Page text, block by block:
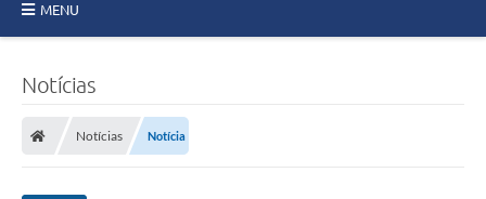
MENU
ÁGUA
Notícias
Notícias Notícia